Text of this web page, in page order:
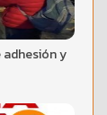
adhesión y